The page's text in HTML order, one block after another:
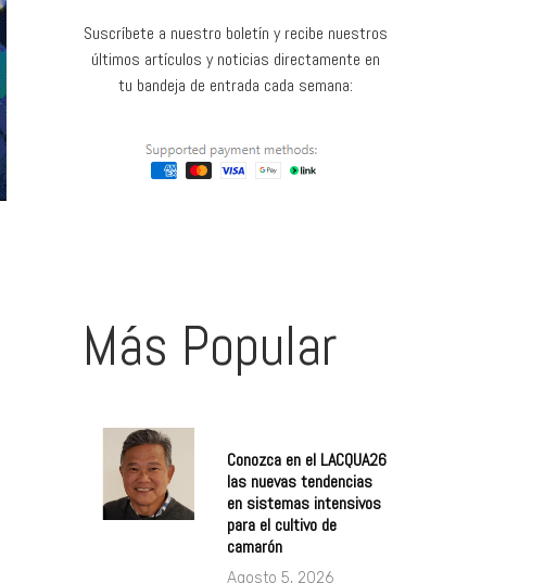
Suscríbete a nuestro boletín y recibe nuestros
últimos artículos y noticias directamente en
tu bandeja de entrada cada semana:
Más Popular
Conozca en el LACQUA26
las nuevas tendencias
en sistemas intensivos
para el cultivo de
camarón
Agosto 5, 2026